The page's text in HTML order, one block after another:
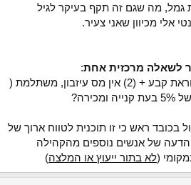
מה שגם זה תקף בעיקר לגיל
לשאלה מרכזית אחת:
האם (1) נוחות - תשלום בהוראת קבע + (2) אין מס עיזבון, משתלמת (
בכובד ראש כי זו תוכנית לטווח ארוך של
הדעה של אנשים נוספים מהקהילה
(לא בתור ייעוץ או המלצה)